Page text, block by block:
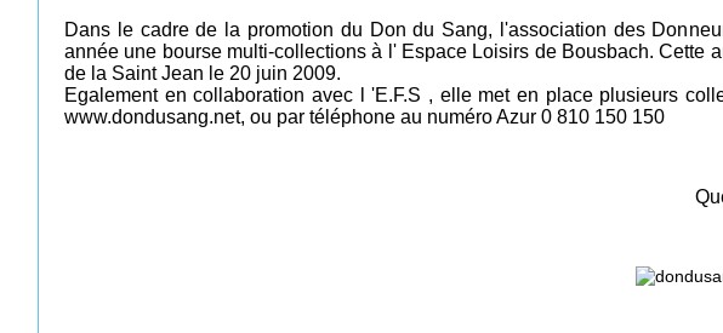
Dans le cadre de la promotion du Don du Sang, l'association des
année une bourse multi-collections à l' Espace Loisirs de Bousbach.
de la Saint Jean le 20 juin 2009.
Egalement en collaboration avec l 'E.F.S , elle met en place plusieurs
www.dondusang.net, ou par téléphone au numéro Azur 0 810 150 150